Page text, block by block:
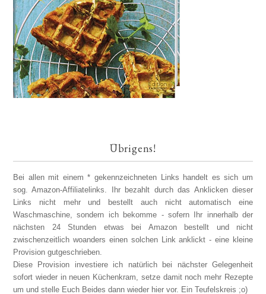
Übrigens!
Bei allen mit einem * gekennzeichneten Links handelt es sich um
sog. Amazon-Affiliatelinks. Ihr bezahlt durch das Anklicken dieser
Links nicht mehr und bestellt auch nicht automatisch eine
Waschmaschine, sondern ich bekomme - sofern Ihr innerhalb der
nächsten 24 Stunden etwas bei Amazon bestellt und nicht
zwischenzeitlich woanders einen solchen Link anklickt - eine kleine
Provision gutgeschrieben.
Diese Provision investiere ich natürlich bei nächster Gelegenheit
sofort wieder in neuen Küchenkram, setze damit noch mehr Rezepte
um und stelle Euch Beides dann wieder hier vor. Ein Teufelskreis ;o)